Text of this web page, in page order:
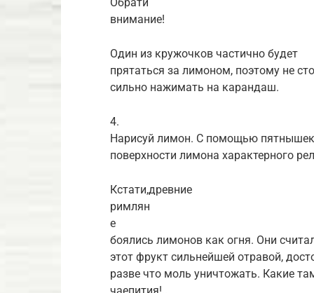
внимание!
Один из кружочков частично будет
прятаться за лимоном, поэтому не
сильно нажимать на карандаш.
4.
Нарисуй лимон. С помощью
поверхности лимона характерного
Кстати,древние
римлян
е
боялись лимонов как огня. Они
этот фрукт сильнейшей отравой,
разве что моль уничтожать. Какие